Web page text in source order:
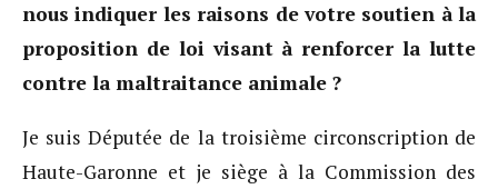
nous indiquer les raisons de votre soutien à la
proposition de loi visant à renforcer la lutte
contre la maltraitance animale ?
Je suis Députée de la troisième circonscription de
Haute-Garonne et je siège à la Commission des